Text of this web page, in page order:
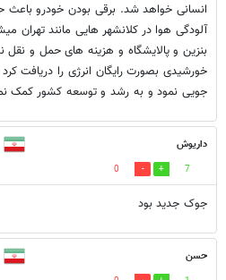
انسانی خواهد شد. برقی بودن خودرو
آلودگی هوا در کلانشهر هایی مانند تهران
بنزین و پالایشگاه و هزینه های حمل و نقل
خورشیدی بصورت رایگان انرژی را دریافت
جویی نمود و به رشد و توسعه کشور کمک
داریوش
7
0
جوک جدید بود
حسن